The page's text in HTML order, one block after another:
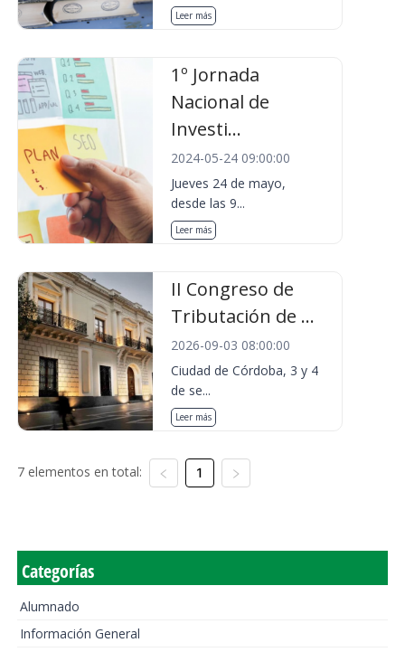
Leer más
1º Jornada
Nacional de
Investi...
2024-05-24 09:00:00
Jueves 24 de mayo,
desde las 9...
Leer más
II Congreso de
Tributación de ...
2026-09-03 08:00:00
Ciudad de Córdoba, 3 y 4
de se...
Leer más
7 elementos en total: 1
Categorías
Alumnado
Información General